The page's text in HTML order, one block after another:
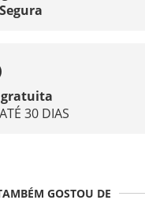
gratuita
30 DIAS
GOSTOU DE